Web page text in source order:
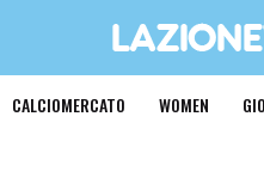
CALCIOMERCATO WOMEN